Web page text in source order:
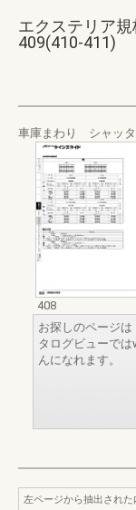
エクステリア
409(410-411)
車庫まわり シャッタ
408
お探しのページ
タログビューで
んになれます。
左ページから抽出された